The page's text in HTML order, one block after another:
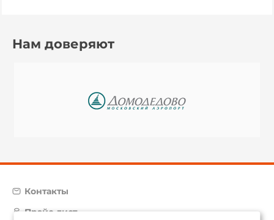
Нам доверяют
Контакты
Прайс-лист